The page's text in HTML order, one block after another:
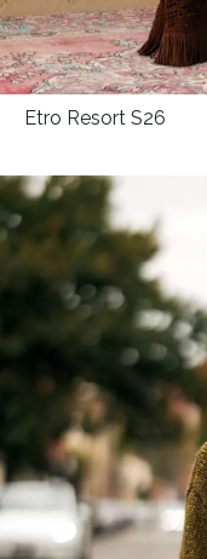
Etro Resort S26